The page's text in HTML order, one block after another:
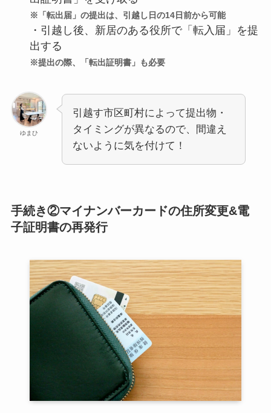
※「転出届」の提出は、引越し日の14日前から可能
・引越し後、新居のある役所で「転入届」を提
出する
※提出の際、「転出証明書」も必要
ゆまひ
引越す市区町村によって提出物・
タイミングが異なるので、間違え
ないように気を付けて！
手続き②マイナンバーカードの住所変更&電
子証明書の再発行